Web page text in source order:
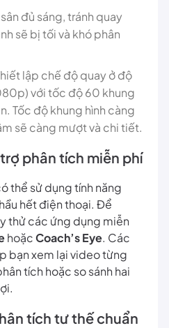
đủ sáng, tránh quay
sẽ bị tối và khó phân
lập chế độ quay ở độ
với tốc độ 60 khung
Tốc độ khung hình càng
sẽ càng mượt và chi tiết.
phân tích miễn phí
thể sử dụng tính năng
hết điện thoại. Để
thử các ứng dụng miễn
hoặcCoach’s Eye. Các
bạn xem lại video từng
tích hoặc so sánh hai
tích tư thế chuẩn